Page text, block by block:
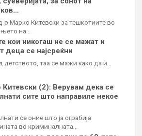
р Марко Китевски за тешкотиите во
на…
кои никогаш не се мажат и
деца се најсреќни
детството, таа се мажи како да ѝ…
Китевски (2): Верувам дека се
сите што направиле некое
се оние што ја ограбија
во криминалната…